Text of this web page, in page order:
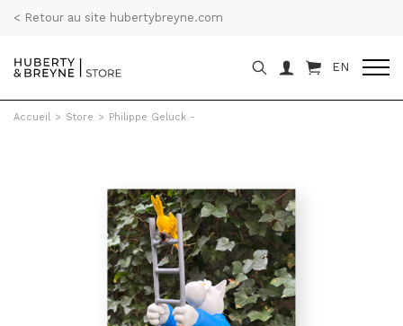
< Retour au site hubertybreyne.com
EN
Accueil > Store > Philippe Geluck -